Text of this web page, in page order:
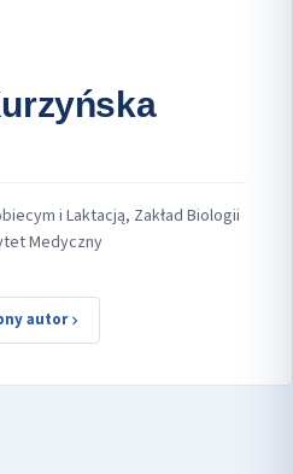
i Laktacją, Zakład Biologii
Medyczny
autor